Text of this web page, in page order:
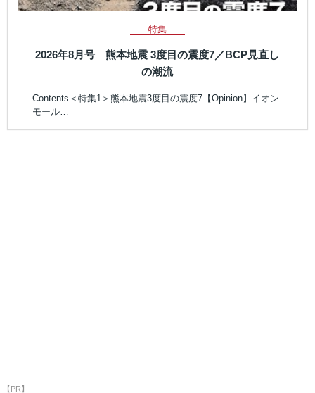
特集
2026年8月号 熊本地震 3度目の震度7／BCP見直し
の潮流
Contents＜特集1＞熊本地震3度目の震度7【Opinion】イオン
モール…
【PR】